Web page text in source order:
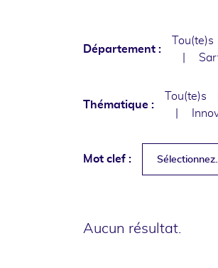
Département :
Tou(te)s
Thématique :
Tou(te)s
Mot clef :
Aucun résultat.